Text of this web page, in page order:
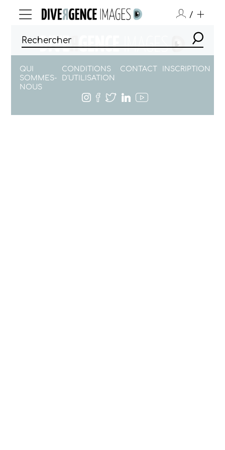
/
QUI
SOMMES-
NOUS
CONDITIONS
D'UTILISATION
CONTACT INSCRIPTION